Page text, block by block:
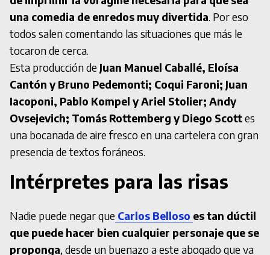
una comedia de enredos muy divertida. Por eso
todos salen comentando las situaciones que más le
tocaron de cerca.
Esta producción de Juan Manuel Caballé, Eloísa
Cantón y Bruno Pedemonti; Coqui Faroni; Juan
Iacoponi, Pablo Kompel y Ariel Stolier; Andy
Ovsejevich; Tomás Rottemberg y Diego Scottes
una bocanada de aire fresco en una cartelera con gran
presencia de textos foráneos.
Intérpretes para las risas
Nadie puede negar que Carlos Belloso es tan dúctil
que puede hacer bien cualquier personaje que se
proponga, desde un buenazo a este abogado que va